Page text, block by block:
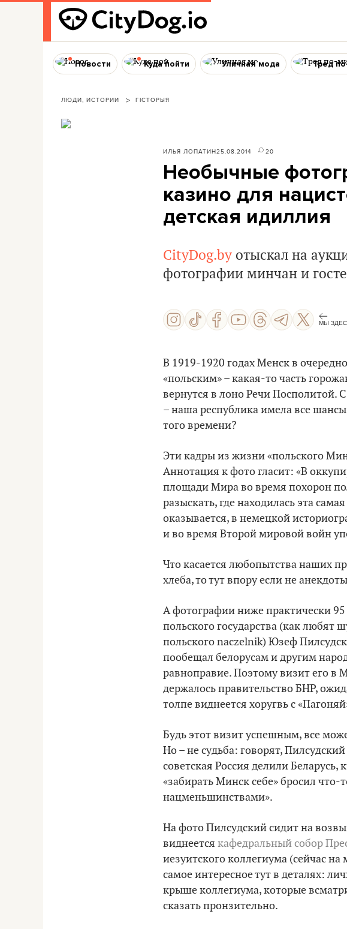
Новости Куда пойти Уличная мода Тред
ЛЮДИ, ИСТОРИИ ГІСТОРЫЯ
ИЛЬЯ ЛОПАТИН25.08.2014 20
Необычные
казино для
детская идиллия
CityDog.by отыскал на
фотографии минчан и
МЫ
В 1919-1920 годах Менск в
«польским» – какая-то часть
вернутся в лоно Речи Посполитой.
– наша республика имела все
того времени?
Эти кадры из жизни«польского
Аннотация к фото гласит: «В
площади Мира во время похорон
разыскать, где находилась эта
оказывается, в немецкой
и во время Второй мировой войн
Что касается любопытства наших
хлеба, то тут впору если не
А фотографии ниже практически 95
польского государства (как любят
польского naczelnik) Юзеф
пообещал белорусам и другим
равноправие. Поэтому визит его в
держалось правительство БНР,
толпе виднеется хоругвь с«Пагоняй
Будь этот визит успешным, все
Но – не судьба: говорят,
советская Россия делили
«забирать Минск себе» бросил
нацменьшинствами».
На фото Пилсудский сидит на
виднеется кафедральный собор
иезуитского коллегиума (сейчас
самое интересное тут в деталях:
крыше коллегиума, которые
сказать пронзительно.